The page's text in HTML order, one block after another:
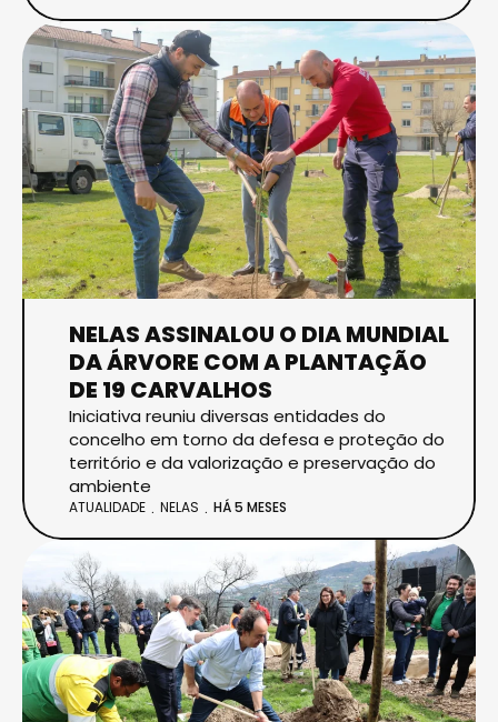
NELAS ASSINALOU O DIA MUNDIAL
DA ÁRVORE COM A PLANTAÇÃO
DE 19 CARVALHOS
Iniciativa reuniu diversas entidades do
concelho em torno da defesa e proteção do
território e da valorização e preservação do
ambiente
ATUALIDADE NELAS HÁ 5 MESES